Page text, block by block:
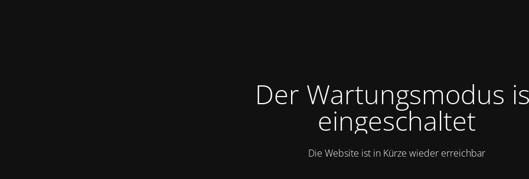
Der Wartungsmodus
eingeschaltet
Die Website ist in Kürze wieder erreichbar